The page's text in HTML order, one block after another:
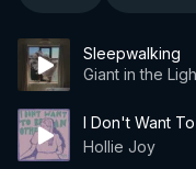
Sleepwalking
Giant in the
I Don't Want
Hollie Joy